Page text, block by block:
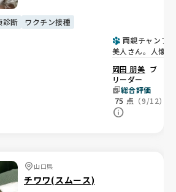
診断
ワクチン接種
両親チャンプの
美人さん。人懐っ
岡田 朋美 ブ
リーダー
総合評価
75 点 （9/12）
山口県
チワワ(スムース)